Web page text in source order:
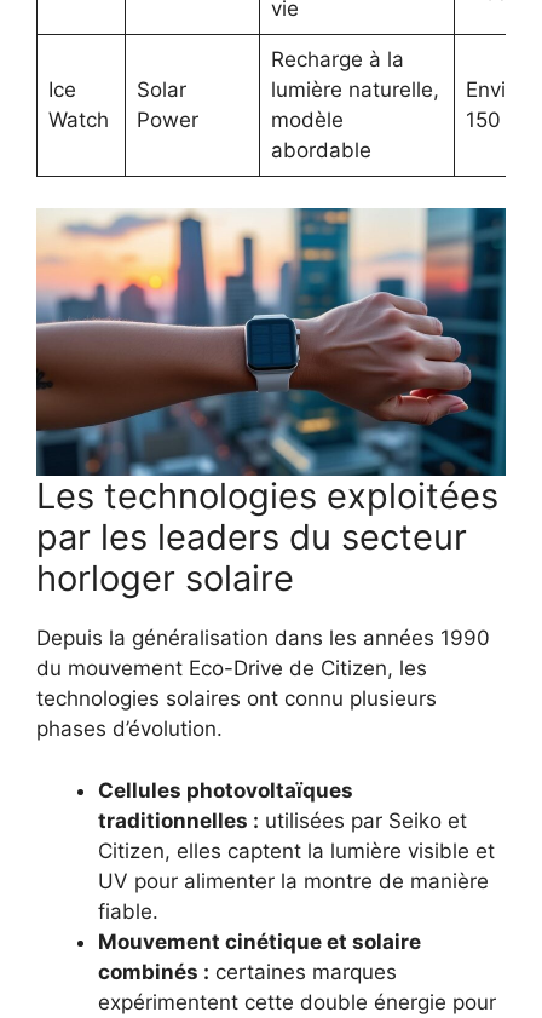
vie
Ice
Watch
Solar
Power
Recharge à la
lumière naturelle,
modèle
abordable
Environ
150 €
Les technologies exploitées
par les leaders du secteur
horloger solaire
Depuis la généralisation dans les années 1990
du mouvement Eco-Drive de Citizen, les
technologies solaires ont connu plusieurs
phases d’évolution.
Cellules photovoltaïques
traditionnelles : utilisées par Seiko et
Citizen, elles captent la lumière visible et
UV pour alimenter la montre de manière
fiable.
Mouvement cinétique et solaire
combinés : certaines marques
expérimentent cette double énergie pour